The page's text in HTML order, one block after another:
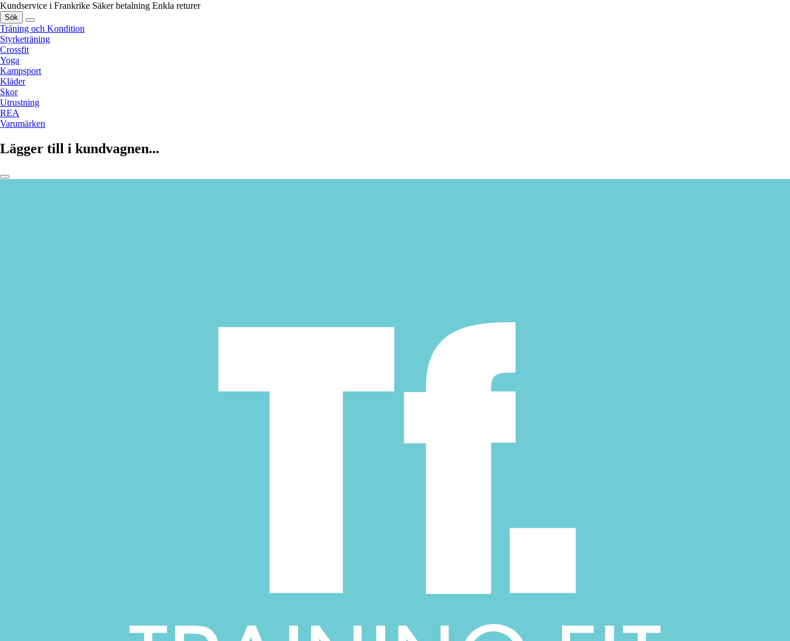
Kundservice i Frankrike Säker betalning Enkla returer
Sök
Träning och Kondition
Styrketräning
Crossfit
Yoga
Kampsport
Kläder
Skor
Utrustning
REA
Varumärken
Lägger till i kundvagnen...